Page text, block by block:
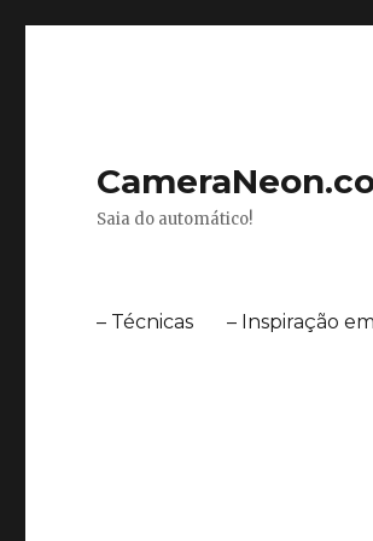
Saia do automático!
– Técnicas – Inspiração